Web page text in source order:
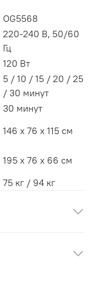
OG5568
220-240 В, 50/60
Гц
120 Вт
5 / 10 / 15 / 20 / 25
/ 30 минут
30 минут
146 х 76 х 115 см
195 х 76 х 66 см
75 кг / 94 кг